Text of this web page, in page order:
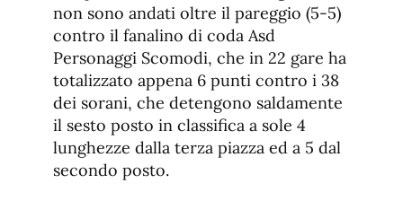
non sono andati oltre il pareggio (5-5)
contro il fanalino di coda Asd
Personaggi Scomodi, che in 22 gare ha
totalizzato appena 6 punti contro i 38
dei sorani, che detengono saldamente
il sesto posto in classifica a sole 4
lunghezze dalla terza piazza ed a 5 dal
secondo posto.